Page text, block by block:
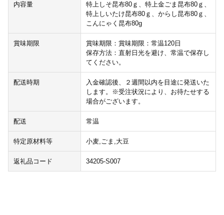
内容量
特上しそ昆布80ｇ、特上金ごま昆布80ｇ、
特上しいたけ昆布80ｇ、からし昆布80ｇ、
こんにゃく昆布80g
賞味期限
賞味期限：賞味期限：常温120日
保存方法：直射日光を避け、常温で保存し
てください。
配送時期
入金確認後、２週間以内を目途に発送いた
します。※受注状況により、お待たせする
場合がございます。
配送 常温
特定原材料等 小麦,ごま,大豆
返礼品コード 34205-S007